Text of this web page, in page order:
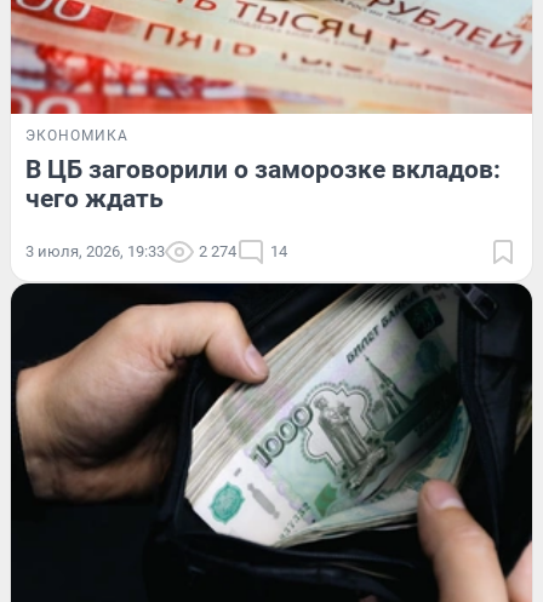
ЭКОНОМИКА
В ЦБ заговорили о заморозке вкладов:
чего ждать
3 июля, 2026, 19:33 2 274 14